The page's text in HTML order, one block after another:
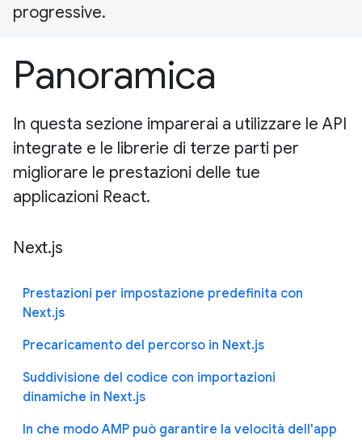
progressive.
Panoramica
In questa sezione imparerai a utilizzare le API
integrate e le librerie di terze parti per
migliorare le prestazioni delle tue
applicazioni React.
Next.js
Prestazioni per impostazione predefinita con
Next.js
Precaricamento del percorso in Next.js
Suddivisione del codice con importazioni
dinamiche in Next.js
In che modo AMP può garantire la velocità dell'app